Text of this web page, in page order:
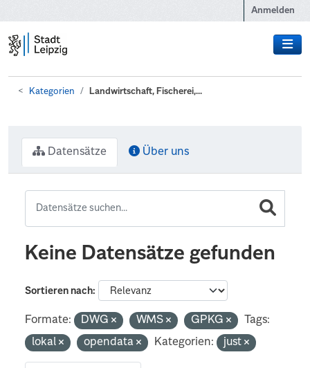
Anmelden
Kategorien Landwirtschaft, Fischerei,...
Datensätze Über uns
Keine Datensätze gefunden
Sortieren nach
Formate: DWG WMS GPKG
Tags:
lokal
opendata Kategorien: just